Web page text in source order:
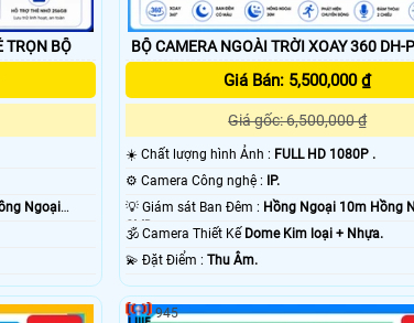
TRỌN BỘ
Ngoại
BỘ CAMERA NGOÀI TRỜI XOAY 360 DH-
Giá Bán: 5,500,000 ₫
Giá gốc: 6,500,000 ₫
☀️ Chất lượng hình Ảnh : FULL HD 1080P .
⚙ Camera Công nghệ :
IP.
💡 Giám sát Ban Đêm : Hồng Ngoại 10m Hồng
SMD.🕉️ Camera Thiết Kế Dome Kim loại + Nhựa.
️💫 Đặt Điểm : Thu Âm.
945